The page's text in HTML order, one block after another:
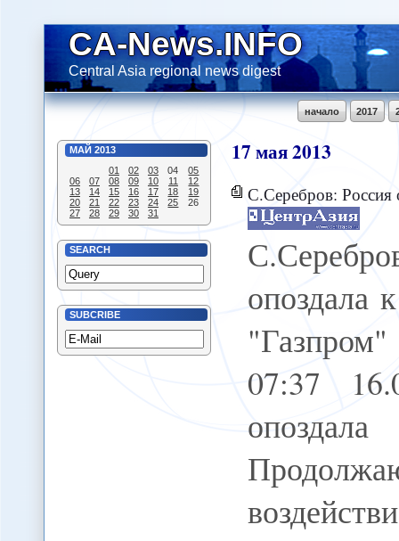
CA-News.INFO
Central Asia regional news digest
2017
начало
МАЙ 2013
01
02 03 04
05
06
07 08 09 10 11
12
13
14 15 16 17 18
19
20
21 22 23 24 25
26
27
28 29 30 31
SEARCH
SUBCRIBE
17мая2013
С.Серебров: Россия опоздала к
опоздала
07:37